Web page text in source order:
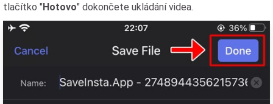
tlačítko "Hotovo" dokončete ukládání videa.